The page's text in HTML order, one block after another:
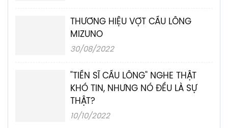
THƯƠNG HIỆU VỢT CẦU LÔNG
MIZUNO
30/08/2022
"TIẾN SĨ CẦU LÔNG" NGHE THẬT
KHÓ TIN, NHƯNG NÓ ĐỀU LÀ SỰ
THẬT?
10/10/2022